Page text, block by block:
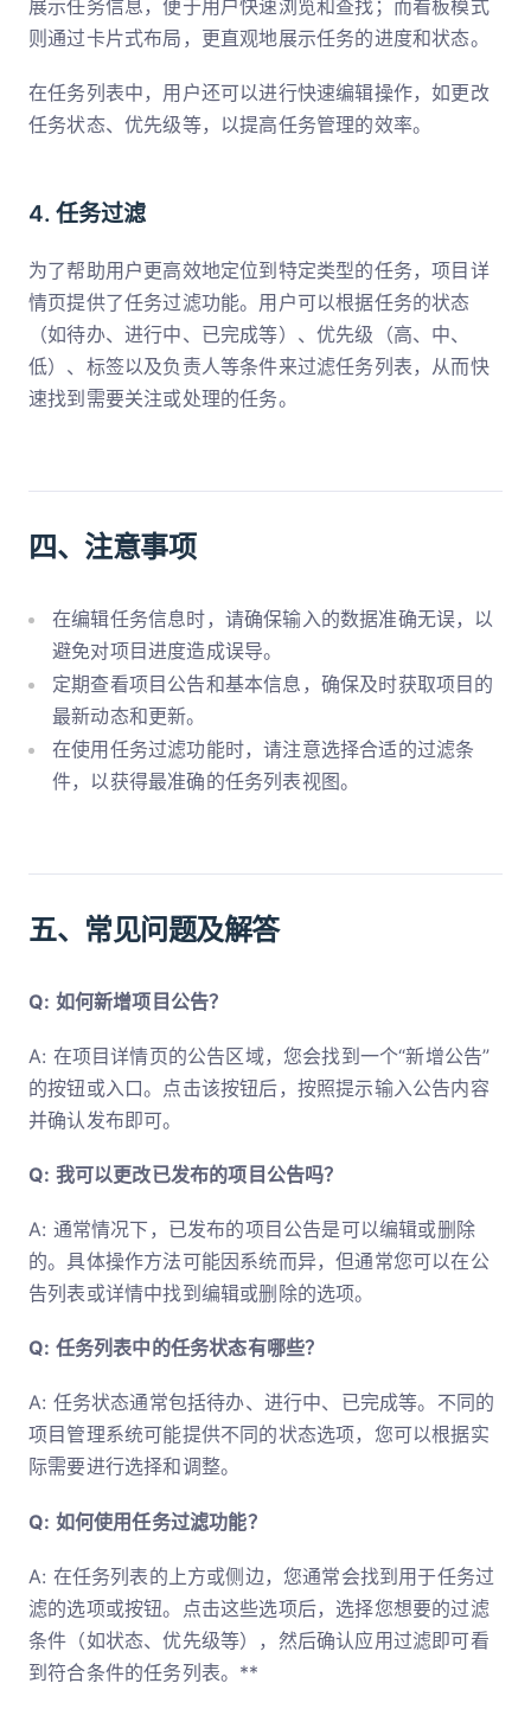
展示任务信息，便于用户快速浏览和查找；而看板模式
则通过卡片式布局，更直观地展示任务的进度和状态。
在任务列表中，用户还可以进行快速编辑操作，如更改
任务状态、优先级等，以提高任务管理的效率。
4. 任务过滤
为了帮助用户更高效地定位到特定类型的任务，项目详
情页提供了任务过滤功能。用户可以根据任务的状态
（如待办、进行中、已完成等）、优先级（高、中、
低）、标签以及负责人等条件来过滤任务列表，从而快
速找到需要关注或处理的任务。
四、注意事项
在编辑任务信息时，请确保输入的数据准确无误，以
避免对项目进度造成误导。
定期查看项目公告和基本信息，确保及时获取项目的
最新动态和更新。
在使用任务过滤功能时，请注意选择合适的过滤条
件，以获得最准确的任务列表视图。
五、常见问题及解答
Q: 如何新增项目公告？
A: 在项目详情页的公告区域，您会找到一个“新增公告”
的按钮或入口。点击该按钮后，按照提示输入公告内容
并确认发布即可。
Q: 我可以更改已发布的项目公告吗？
A: 通常情况下，已发布的项目公告是可以编辑或删除
的。具体操作方法可能因系统而异，但通常您可以在公
告列表或详情中找到编辑或删除的选项。
Q: 任务列表中的任务状态有哪些？
A: 任务状态通常包括待办、进行中、已完成等。不同的
项目管理系统可能提供不同的状态选项，您可以根据实
际需要进行选择和调整。
Q: 如何使用任务过滤功能？
A: 在任务列表的上方或侧边，您通常会找到用于任务过
滤的选项或按钮。点击这些选项后，选择您想要的过滤
条件（如状态、优先级等），然后确认应用过滤即可看
到符合条件的任务列表。**